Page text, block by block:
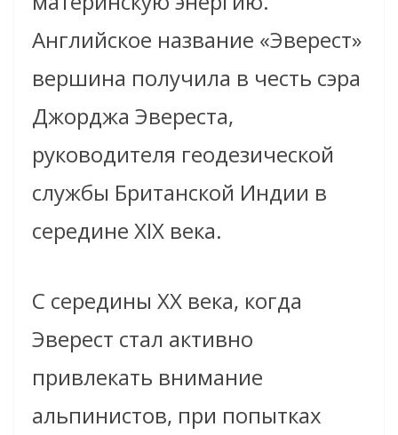
Английское название «Эверест»
вершина получила в честь сэра
Джорджа Эвереста,
руководителя геодезической
службы Британской Индии в
середине XIX века.
С середины XX века, когда
Эверест стал активно
привлекать внимание
альпинистов, при попытках